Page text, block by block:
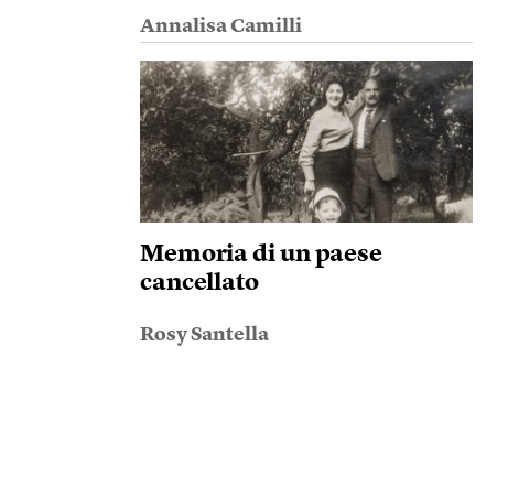
Annalisa Camilli
Memoria di un paese
cancellato
Rosy Santella